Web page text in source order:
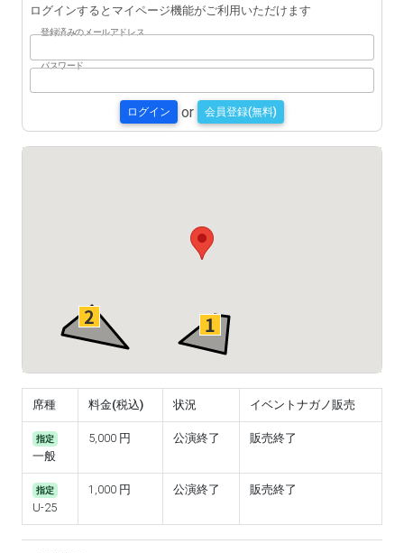
ログインするとマイページ機能がご利用いただけます
登録済みのメールアドレス
パスワード
ログイン or 会員登録(無料)
席種 料金(税込) 状況 イベントナガノ販売
指定
一般
5,000 円 公演終了 販売終了
指定
U-25
1,000 円 公演終了 販売終了